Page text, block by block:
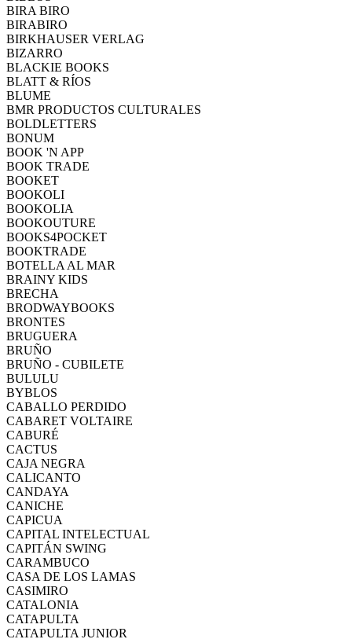
BIRA BIRO
BIRABIRO
BIRKHAUSER VERLAG
BIZARRO
BLACKIE BOOKS
BLATT & RÍOS
BLUME
BMR PRODUCTOS CULTURALES
BOLDLETTERS
BONUM
BOOK 'N APP
BOOK TRADE
BOOKET
BOOKOLI
BOOKOLIA
BOOKOUTURE
BOOKS4POCKET
BOOKTRADE
BOTELLA AL MAR
BRAINY KIDS
BRECHA
BRODWAYBOOKS
BRONTES
BRUGUERA
BRUÑO
BRUÑO - CUBILETE
BULULU
BYBLOS
CABALLO PERDIDO
CABARET VOLTAIRE
CABURÉ
CACTUS
CAJA NEGRA
CALICANTO
CANDAYA
CANICHE
CAPICUA
CAPITAL INTELECTUAL
CAPITÁN SWING
CARAMBUCO
CASA DE LOS LAMAS
CASIMIRO
CATALONIA
CATAPULTA
CATAPULTA JUNIOR